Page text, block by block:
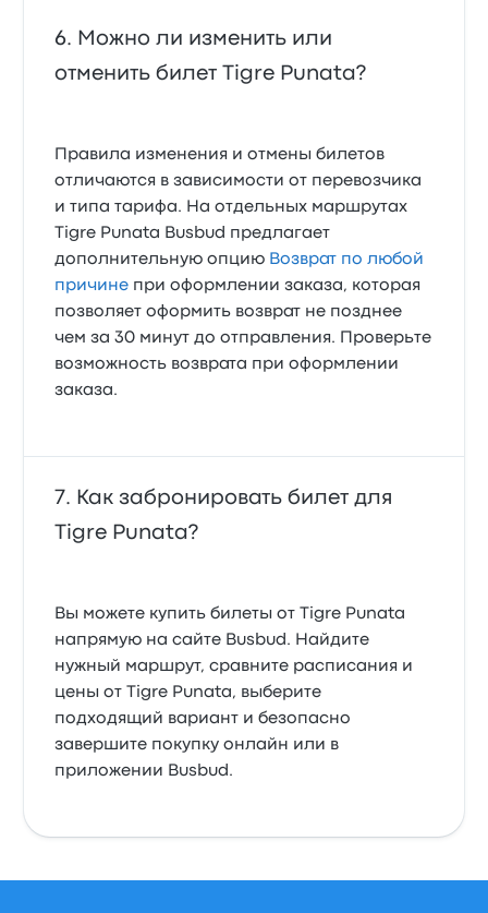
Можно ли изменить или
отменить билет Tigre Punata?
Правила изменения и отмены билетов
отличаются в зависимости от перевозчика
и типа тарифа. На отдельных маршрутах
Tigre Punata Busbud предлагает
дополнительную опцию Возврат по любой
причине при оформлении заказа, которая
позволяет оформить возврат не позднее
чем за 30 минут до отправления. Проверьте
возможность возврата при оформлении
заказа.
Как забронировать билет для
Tigre Punata?
Вы можете купить билеты от Tigre Punata
напрямую на сайте Busbud. Найдите
нужный маршрут, сравните расписания и
цены от Tigre Punata, выберите
подходящий вариант и безопасно
завершите покупку онлайн или в
приложении Busbud.